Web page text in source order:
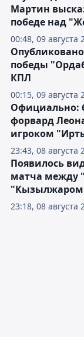
00:48, 09 августа
Мартин
победе над
00:15, 09 августа
победы
КПЛ
23:43, 08 августа
Официально:
форвард
игроком
23:18, 08 августа
Появилось
матча между